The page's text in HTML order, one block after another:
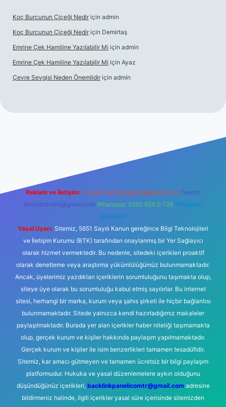
Koç Burcunun Çiçeği Nedir için admin
Koç Burcunun Çiçeği Nedir için Demirtaş
Emrine Çek Hamiline Yazılabilir Mi için admin
Emrine Çek Hamiline Yazılabilir Mi için Ayaz
Çevre Sevgisi Neden Önemlidir için admin
Reklam ve İletişim: E-mail: backlinkpaneli@gmail.com Teams:
forumhizmeti@gmail.com Whatsapp: 0262 606 0 726 Telegram:
@karabul
Yasal Uyarı: Sitemiz, 5651 Sayılı Kanun gereğince Bilgi Teknolojileri
ve İletişim Kurumu (BTK) tarafından onaylanmış bir Yer Sağlayıcı
olarak hizmet vermektedir. Bu nedenle, sitedeki içerikleri proaktif
olarak denetleme veya araştırma yükümlülüğümüz bulunmamaktadır.
Ancak, üyelerimiz yazdıkları içeriklerin sorumluluğunu taşımakta olup,
siteye üye olarak bu sorumluluğu kabul etmiş sayılırlar. Bu internet
sitesi, herhangi bir marka, kurum veya şahıs şirketi ile hiçbir bağlantısı
bulunmamaktadır. Sitede yalnızca kendi hazırladığımız makaleler
paylaşılmaktadır. Burada yer alan içerikler haber niteliği taşımamakta
olup, gerçek kurum ve kişiler hakkında paylaşım yapılmamaktadır.
Gerçek kurum ve kişiler ile isim benzerlikleri tamamen tesadüfidir.
Sitemiz, kar amacı gütmeyen ve tamamen ücretsiz bir bilgi paylaşım
platformudur. Hukuka ve yasal düzenlemelere aykırı olduğunu
düşündüğünüz içerikleri, backlinkpanelicomtr@gmail.comadresine
bildirmeniz halinde, ilgili içerikler yasal süre içerisinde sitemizden